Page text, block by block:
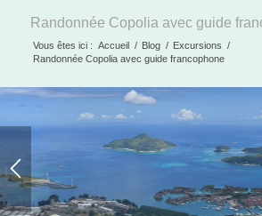
Randonnée Copolia avec guide
Vous êtes ici : Accueil / Blog / Excursions /
Randonnée Copolia avec guide francophone